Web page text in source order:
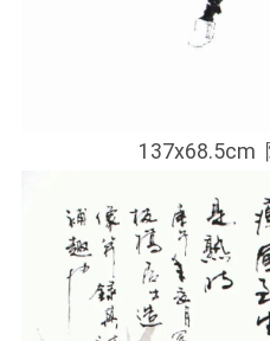
137x68.5cm